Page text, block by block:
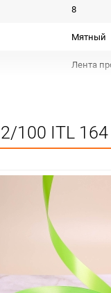
8
Мятный
Лента
Не
Особых
шт
2см*100м
100 ITL